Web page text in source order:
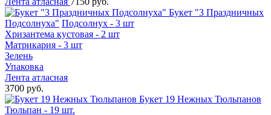
Букет "3 Праздничных
Подсолнуха" Подсолнух - 3 шт
Хризантема кустовая - 2 шт
Матрикария - 3 шт
Зелень
Упаковка
Лента атласная
3700 руб.
Букет 19 Нежных Тюльпанов
Тюльпан - 19 шт.